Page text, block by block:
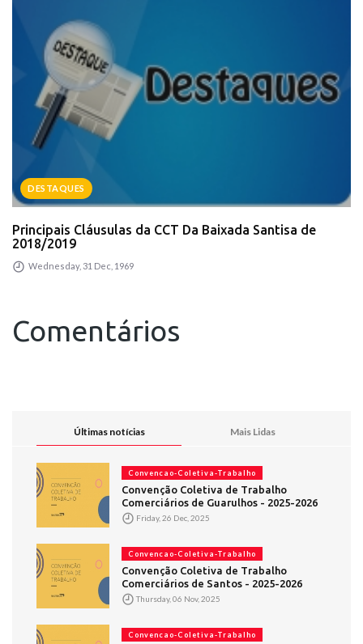
DESTAQUES
Principais Cláusulas da CCT Da Baixada Santisa de
2018/2019
Wednesday, 31 Dec, 1969
Comentários
Últimas notícias Mais Lidas
Convencao-Coletiva-Trabalho
Convenção Coletiva de Trabalho
Comerciários de Guarulhos - 2025-2026
Friday, 26 Dec, 2025
Convencao-Coletiva-Trabalho
Convenção Coletiva de Trabalho
Comerciários de Santos - 2025-2026
Thursday, 06 Nov, 2025
Convencao-Coletiva-Trabalho